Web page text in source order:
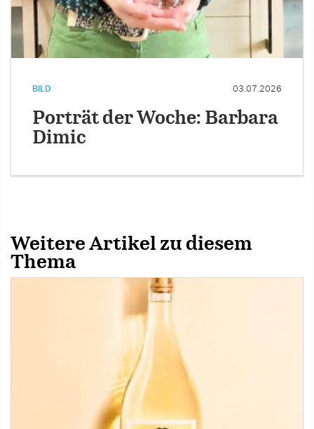
BILD 03.07.2026
Porträt der Woche: Barbara
Dimic
Weitere Artikel zu diesem
Thema